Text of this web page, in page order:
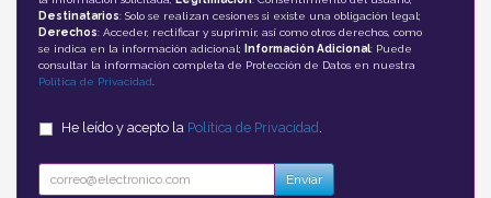
Destinatarios: Solo se realizan cesiones si existe una obligación legal;
Derechos: Acceder, rectificar y suprimir, así como otros derechos, como
se indica en la información adicional;
Información Adicional: Puede
consultar la información completa de Protección de Datos en nuestra
Política de Privacidad
He leído y acepto la Política de Privacidad .
Enviar